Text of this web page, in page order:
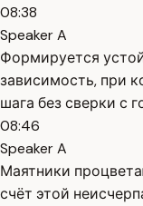
08:38
Speaker A
Формируется
зависимость, при
шага без сверки с
08:46
Speaker A
Маятники
счёт этой